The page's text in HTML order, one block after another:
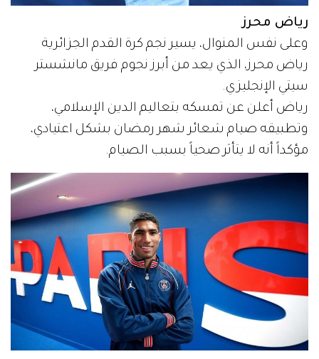
رياض محرز
وعلى نفس المنوال، يسير نجم كرة القدم الجزائرية
رياض محرز، الذي يعد من أبرز نجوم فريق مانشستر
سيتي الإنجليزي.
رياض أعلن عن تمسكه بتعاليم الدين الإسلامي،
وتطبيقه صيام شعائر شهر رمضان بشكل اعتيادي،
مؤكداً أنه لا يتأثر صحياً بسبب الصيام.